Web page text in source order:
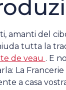
amanti del
tutta la
de veau . E
La
a casa